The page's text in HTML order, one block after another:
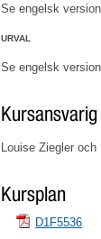
Se engelsk
URVAL
Se engelsk
Kursansvarig
Louise Ziegler
Kursplan
D1F5536